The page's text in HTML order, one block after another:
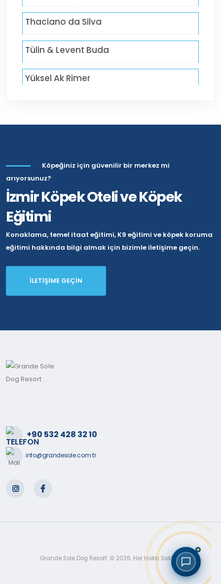
Thaciano da Silva
Tülin & Levent Buda
Yüksel Ak Rimer
Köpeğiniz için güvenilir bir merkez mi
arıyorsunuz?
İzmir Köpek Oteli ve Köpek
Eğitimi
Konaklama, temel itaat eğitimi, K9 eğitimi ve köpek koruma
eğitimi hakkında bilgi almak için bizimle iletişime geçin.
İLETİŞİME GEÇİN
+90 532 428 32 10
info@grandesole.com.tr
Grande Sole Dog Resort. © 2026. Her Hakkı Saklıdır